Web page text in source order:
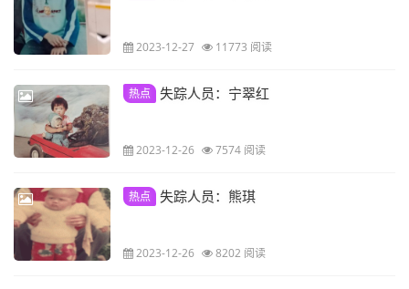
2023-12-27 11773 阅读
热点 失踪人员：宁翠红
2023-12-26 7574 阅读
热点 失踪人员：熊琪
2023-12-26 8202 阅读